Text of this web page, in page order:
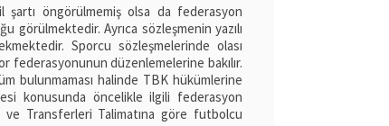
öngörülmemiş olsa da federasyon
görülmektedir. Ayrıca sözleşmenin yazılı
Sporcu sözleşmelerinde olası
federasyonunun düzenlemelerine bakılır.
bulunmaması halinde TBK hükümlerine
konusunda öncelikle ilgili federasyon
ve Transferleri Talimatına göre futbolcu